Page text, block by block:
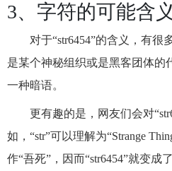
3、字符的可能含义
对于“str6454”的含义，有
是某个神秘组织或是黑客团体的
一种暗语。
更有趣的是，网友们会对
如，“str”可以理解为“Strange
作“吾死”，因而“str6454”就变成